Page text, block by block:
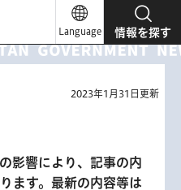
Language 情報を探す
2023年1月31日更新
影響により、記事の内
ます。最新の内容等は